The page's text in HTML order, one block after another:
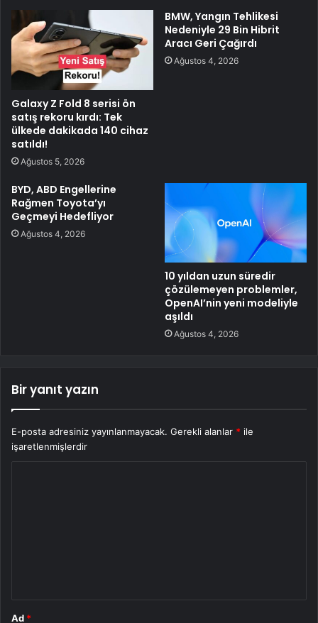
Galaxy Z Fold 8 serisi ön
satış rekoru kırdı: Tek
ülkede dakikada 140 cihaz
satıldı!
Ağustos 5, 2026
BMW, Yangın Tehlikesi
Nedeniyle 29 Bin Hibrit
Aracı Geri Çağırdı
Ağustos 4, 2026
BYD, ABD Engellerine
Rağmen Toyota’yı
Geçmeyi Hedefliyor
Ağustos 4, 2026
10 yıldan uzun süredir
çözülemeyen problemler,
OpenAI’nin yeni modeliyle
aşıldı
Ağustos 4, 2026
Bir yanıt yazın
E-posta adresiniz yayınlanmayacak. Gerekli alanlar * ile
işaretlenmişlerdir
Ad *